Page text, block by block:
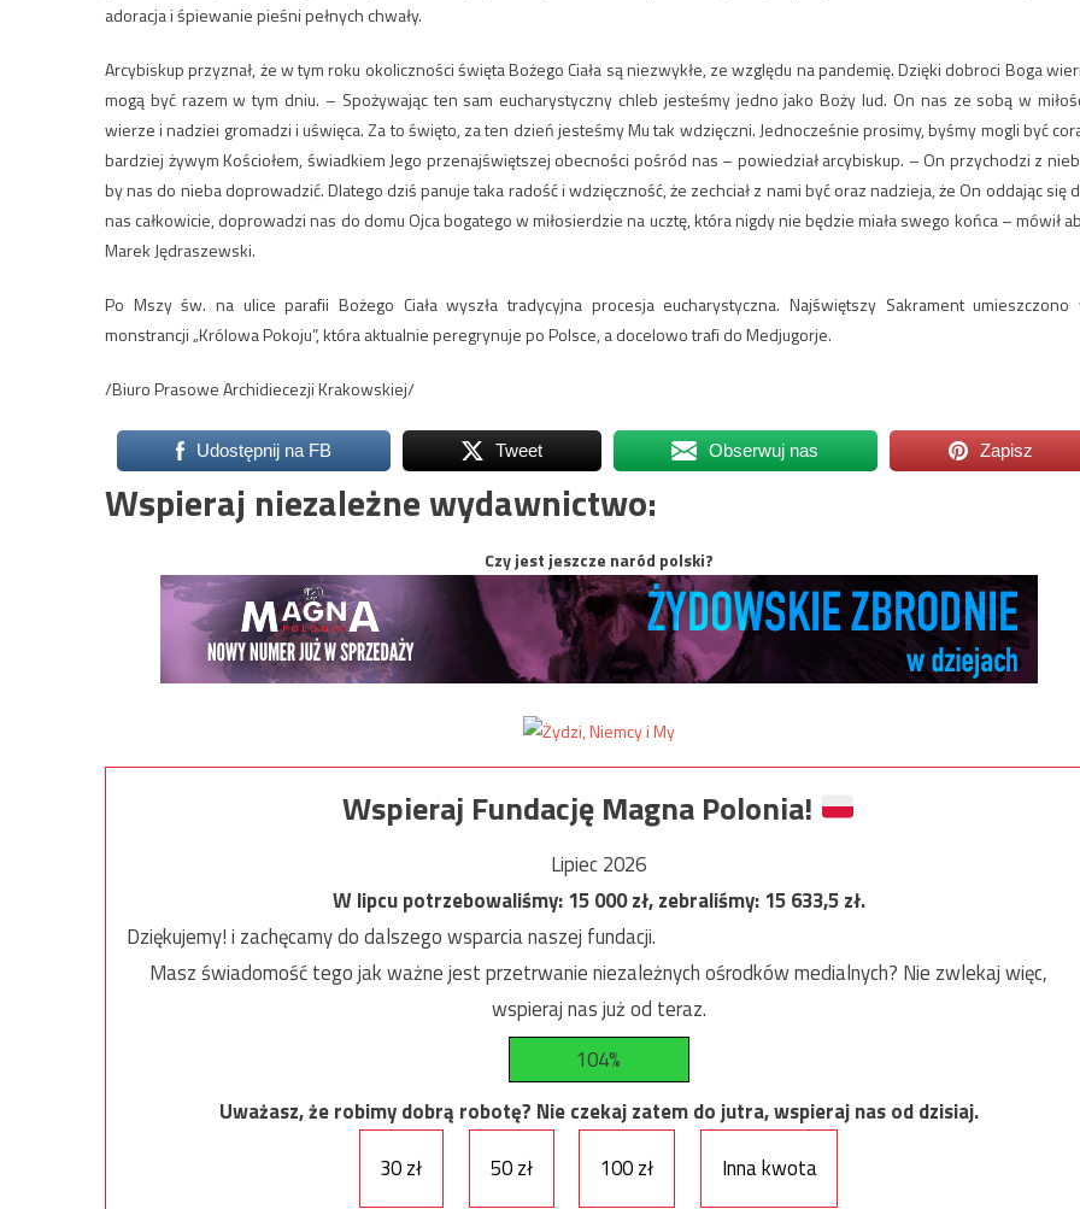
adoracja i śpiewanie pieśni pełnych chwały.
Arcybiskup przyznał, że w tym roku okoliczności święta Bożego Ciała są niezwykłe, ze względu na pandemię. Dzięki dobroci Boga
mogą być razem w tym dniu. – Spożywając ten sam eucharystyczny chleb jesteśmy jedno jako Boży lud. On nas ze sobą w
wierze i nadziei gromadzi i uświęca. Za to święto, za ten dzień jesteśmy Mu tak wdzięczni. Jednocześnie prosimy, byśmy mogli być
bardziej żywym Kościołem, świadkiem Jego przenajświętszej obecności pośród nas – powiedział arcybiskup. – On przychodzi z
by nas do nieba doprowadzić. Dlatego dziś panuje taka radość i wdzięczność, że zechciał z nami być oraz nadzieja, że On oddając się
nas całkowicie, doprowadzi nas do domu Ojca bogatego w miłosierdzie na ucztę, która nigdy nie będzie miała swego końca – mówił
Marek Jędraszewski.
Po Mszy św. na ulice parafii Bożego Ciała wyszła tradycyjna procesja eucharystyczna. Najświętszy Sakrament umieszczono
monstrancji „Królowa Pokoju”, która aktualnie peregrynuje po Polsce, a docelowo trafi do Medjugorje.
/Biuro Prasowe Archidiecezji Krakowskiej/
Udostępnij na FB Tweet Obserwuj nas Zapisz
Wspieraj niezależne wydawnictwo:
Czy jest jeszcze naród polski?
Wspieraj Fundację Magna Polonia!
Lipiec 2026
W lipcu potrzebowaliśmy:15 000zł, zebraliśmy:15 633,5zł.
Dziękujemy! i zachęcamy do dalszego wsparcia naszej fundacji.
Masz świadomość tego jak ważne jest przetrwanie niezależnych ośrodków medialnych? Nie zwlekaj więc,
wspieraj nas już od teraz.
104%
Uważasz, że robimy dobrą robotę? Nie czekaj zatem do jutra, wspieraj nas od dzisiaj.
30 zł
50 zł 100 zł Inna kwota